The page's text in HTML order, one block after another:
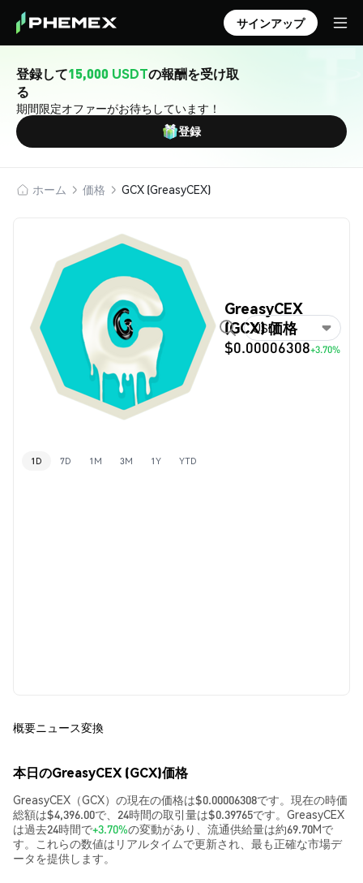
サインアップ
登録して15,000 USDTの報酬を受け取
る
期間限定オファーがお待ちしています！
登録
ホーム 価格 GCX (GreasyCEX)
GreasyCEX
(GCX) 価格
$0.00006308+3.70%
USD
1D 7D 1M 3M 1Y YTD
概要ニュース変換
本日のGreasyCEX (GCX)価格
GreasyCEX（GCX）の現在の価格は$0.00006308です。現在の時価
総額は$4,396.00で、24時間の取引量は$0.39765です。GreasyCEX
は過去24時間で+3.70%の変動があり、流通供給量は約69.70Mで
す。これらの数値はリアルタイムで更新され、最も正確な市場デ
ータを提供します。